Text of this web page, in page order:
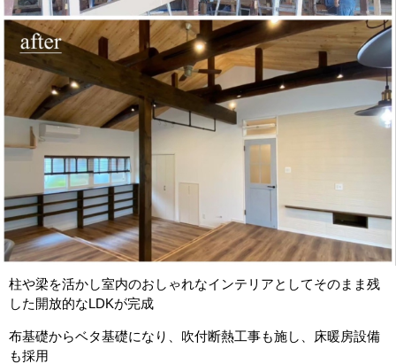
柱や梁を活かし室内のおしゃれなインテリアとしてそのまま残
した開放的なLDKが完成
布基礎からベタ基礎になり、吹付断熱工事も施し、床暖房設備
も採用